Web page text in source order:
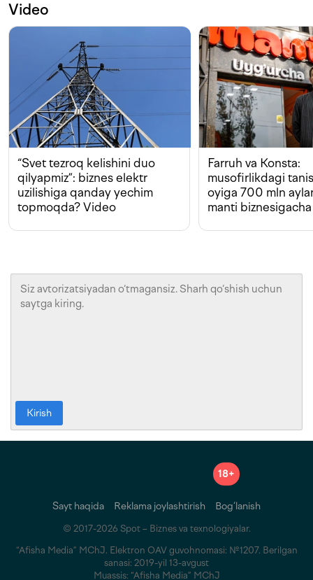
Video
“Svet tezroq kelishini duo
qilyapmiz”: biznes elektr
uzilishiga qanday yechim
topmoqda? Video
Farruh va Konsta:
musofirlikdagi
oyiga 700 mln
manti biznesigacha
Kirish
18+
Sayt haqida Reklama joylashtirish Bog‘lanish
© 2017-2026 Spot – Biznes va texnologiyalar.
“Afisha Media” MChJ. Elektron OAV guvohnomasi: №1207. Berilgan
sanasi: 2019-yil 13-avgust
Muassis: “Afisha Media” MChJ